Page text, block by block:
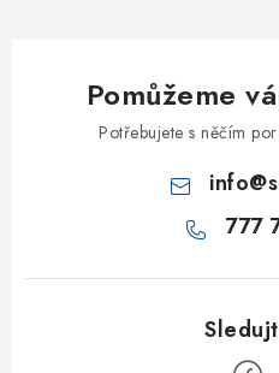
Pomůžeme
Potřebujete s něčím
info@
777